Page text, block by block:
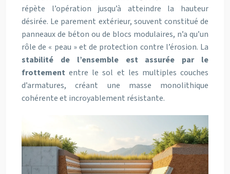
répète l’opération jusqu’à atteindre la hauteur
désirée. Le parement extérieur, souvent constitué de
panneaux de béton ou de blocs modulaires, n’a qu’un
rôle de « peau » et de protection contre l’érosion. La
stabilité de l’ensemble est assurée par le
frottement entre le sol et les multiples couches
d’armatures, créant une masse monolithique
cohérente et incroyablement résistante.